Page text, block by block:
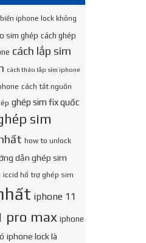
biến iphone lock không
sim ghép cách ghép
cách lắp sim
cách tháo lắp sim iphone
cách tắt nguồn
ghép sim fix quốc
sim
how to unlock
dẫn ghép sim
iccid hổ trợ ghép sim
iphone 11
pro max iphone
iphone lock là